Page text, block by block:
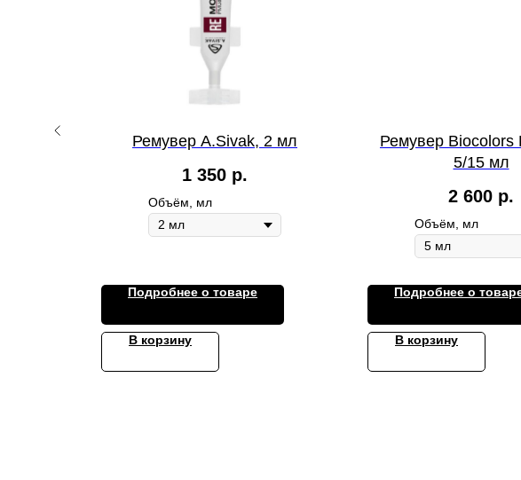
Ремувер A.Sivak, 2 мл
1 350 р.
Объём, мл
Подробнее о товаре
В корзину
Ремувер Biocolors
5/15 мл
2 600 р.
Объём, мл
Подробнее о
В корзину